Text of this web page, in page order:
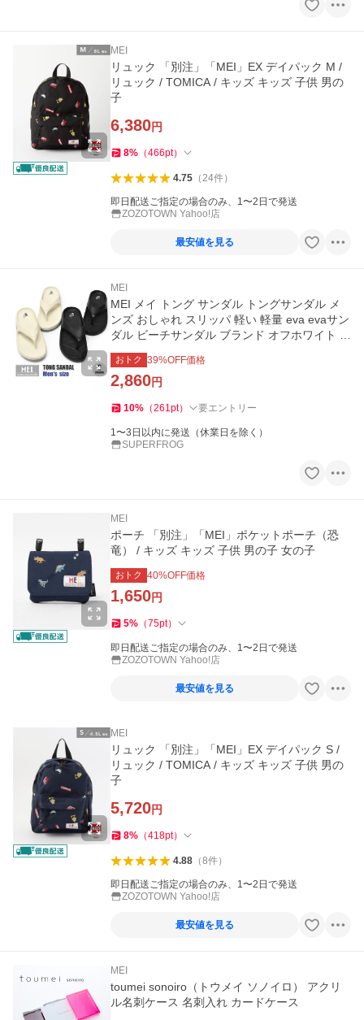
MEI
リュック 「別注」「MEI」EX デイパック M /
リュック / TOMICA / キッズ キッズ 子供 男の
子
6,380円
8% （466pt）
4.75（24件）
即日配送ご指定の場合のみ、1〜2日で発送
ZOZOTOWN Yahoo!店
最安値を見る
MEI
MEI メイ トング サンダル トングサンダル メ
ンズ おしゃれ スリッパ 軽い 軽量 eva evaサン
ダル ビーチサンダル ブランド オフホワイト ブ
ラック 白 黒
おトク 39%OFF価格
2,860円
10% （261pt） 要エントリー
1〜3日以内に発送（休業日を除く）
SUPERFROG
MEI
ポーチ 「別注」「MEI」ポケットポーチ（恐
竜） / キッズ キッズ 子供 男の子 女の子
おトク 40%OFF価格
1,650円
5% （75pt）
即日配送ご指定の場合のみ、1〜2日で発送
ZOZOTOWN Yahoo!店
最安値を見る
MEI
リュック 「別注」「MEI」EX デイパック S /
リュック / TOMICA / キッズ キッズ 子供 男の
子
5,720円
8% （418pt）
4.88（8件）
即日配送ご指定の場合のみ、1〜2日で発送
ZOZOTOWN Yahoo!店
最安値を見る
MEI
toumei sonoiro（トウメイ ソノイロ） アクリ
ル名刺ケース 名刺入れ カードケース